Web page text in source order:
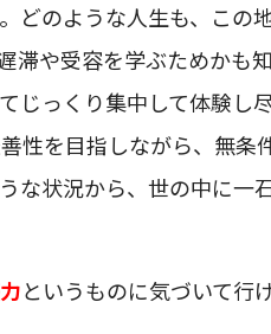
どのような人生も、この
滞や受容を学ぶためかも
じっくり集中して体験し
性を目指しながら、無条
な状況から、世の中に一
というものに気づいて行け